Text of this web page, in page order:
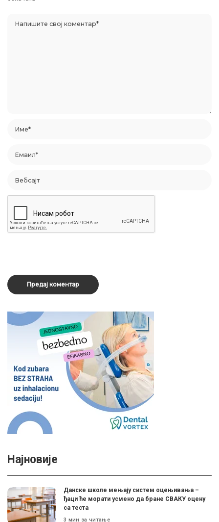
Најновије
Данске школе мењају систем оцењивања –
ђаци ће морати усмено да бране СВАКУ оцену
са теста
3 мин за читање